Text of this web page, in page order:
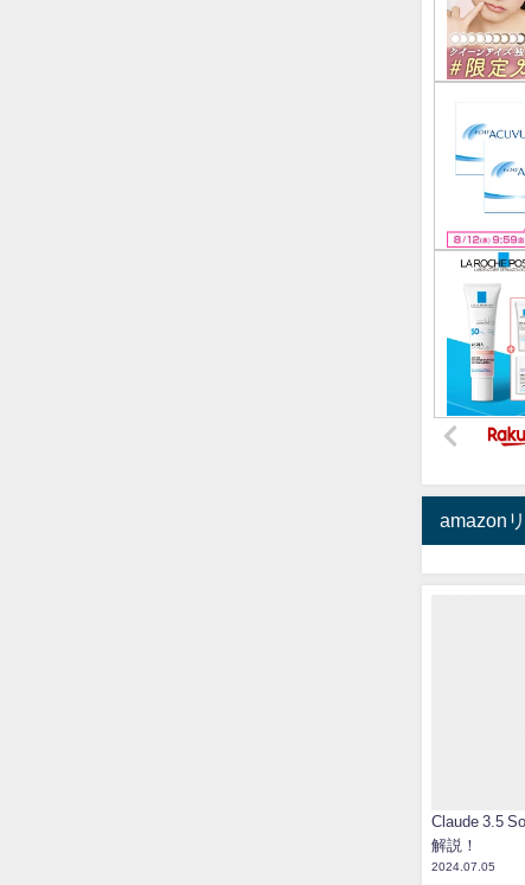
amazon
Claude 3.5
解説！
2024.07.05